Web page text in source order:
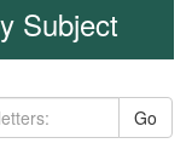
Subject
Go